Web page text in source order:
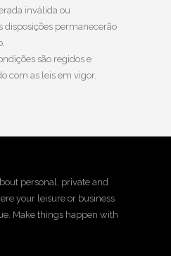
inválida ou
disposições permanecerão
são regidos e
com as leis em vigor.
personal, private and
your leisure or business
Make things happen with